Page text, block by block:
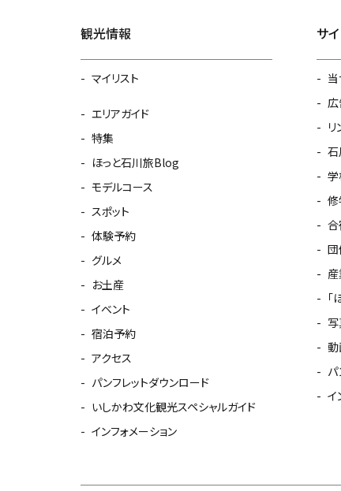
観光情報
マイリスト
エリアガイド
特集
ほっと石川旅Blog
モデルコース
スポット
体験予約
グルメ
お土産
イベント
宿泊予約
アクセス
パンフレットダウンロード
いしかわ文化観光スペシャルガイド
インフォメーション
サ
当
石
学
合
団
動
パ
イ